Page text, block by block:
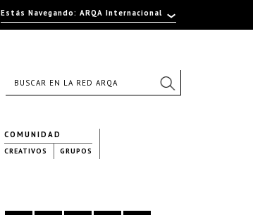
COMUNIDAD
CREATIVOS GRUPOS
Estás Navegando: ARQA Internacional